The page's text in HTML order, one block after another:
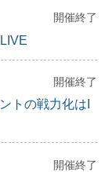
開催終了
開催終了
トの戦力化はI
開催終了